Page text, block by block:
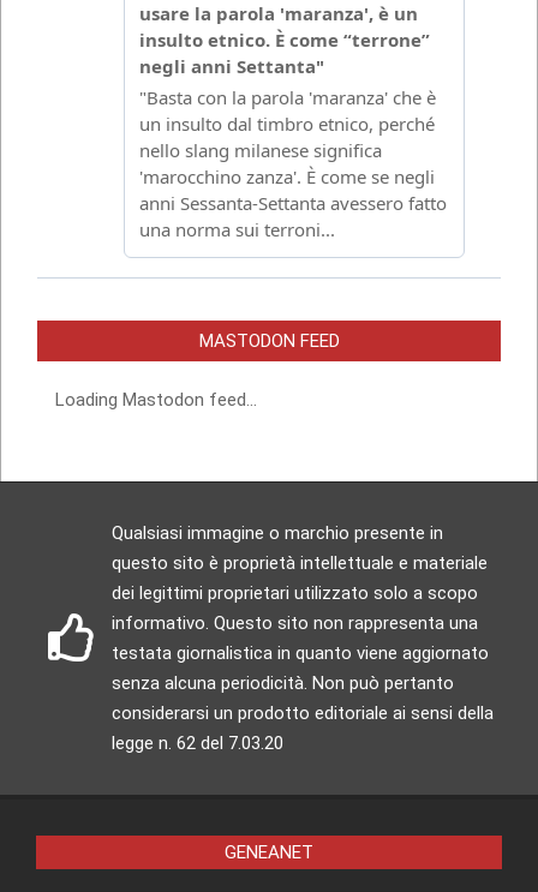
MASTODON FEED
Loading Mastodon feed...
Qualsiasi immagine o marchio presente in
questo sito è proprietà intellettuale e materiale
dei legittimi proprietari utilizzato solo a scopo
informativo. Questo sito non rappresenta una
testata giornalistica in quanto viene aggiornato
senza alcuna periodicità. Non può pertanto
considerarsi un prodotto editoriale ai sensi della
legge n. 62 del 7.03.20
GENEANET